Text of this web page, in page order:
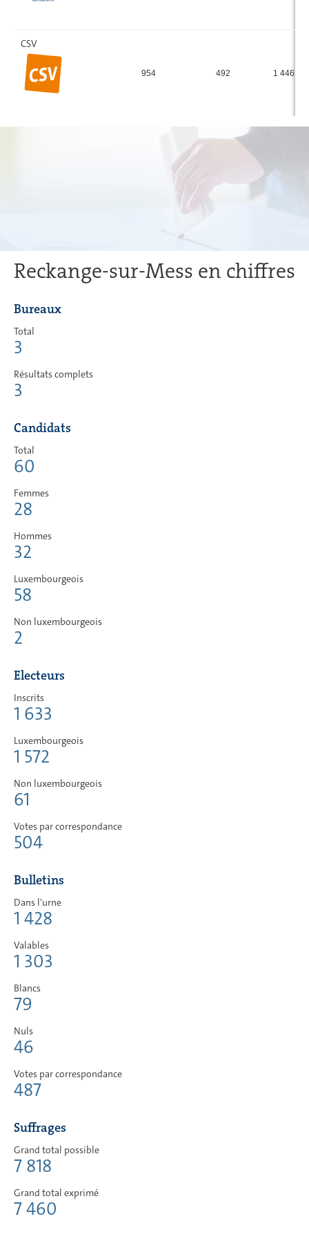
CSV
954 492 1 446
Reckange-sur-Mess en chiffres
Bureaux
Total
3
Résultats complets
3
Candidats
Total
60
Femmes
28
Hommes
32
Luxembourgeois
58
Non luxembourgeois
2
Electeurs
Inscrits
1 633
Luxembourgeois
1 572
Non luxembourgeois
61
Votes par correspondance
504
Bulletins
Dans l'urne
1 428
Valables
1 303
Blancs
79
Nuls
46
Votes par correspondance
487
Suffrages
Grand total possible
7 818
Grand total exprimé
7 460